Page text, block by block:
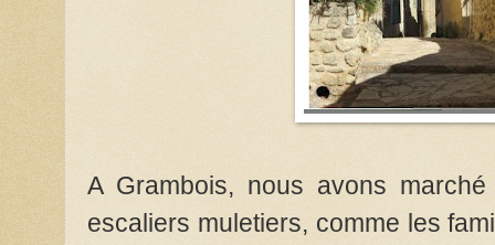
A Grambois, nous avons
escaliers muletiers, comme les